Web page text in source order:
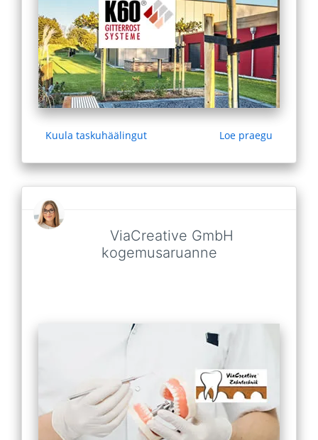
Kuula taskuhäälingut Loe praegu
ViaCreative GmbH
kogemusaruanne